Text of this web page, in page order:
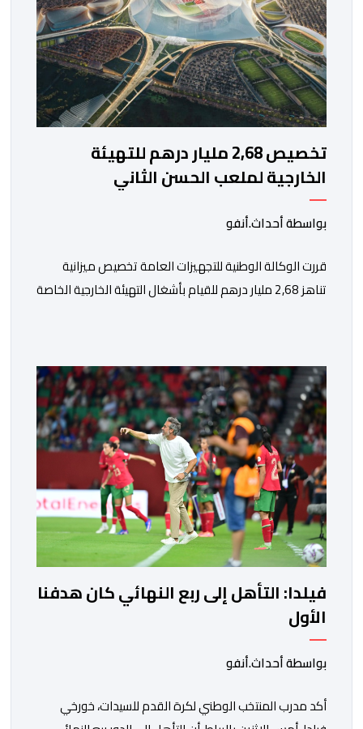
تخصيص 2,68 مليار درهم للتهيئة
الخارجية لملعب الحسن الثاني
بواسطة أحداث.أنفو
قررت الوكالة الوطنية للتجهيزات العامة تخصيص ميزانية
تناهز 2,68 مليار درهم للقيام بأشغال التهيئة الخارجية الخاصة
نهائيات كأس العالم 2030. ​وكشف مصدر مطلع أن هذا
الغلاف المالي يندرج في إطار الحصة رقم 7 من القائمة
الإجمالية لطلبات العروض […]
فيلدا: التأهل إلى ربع النهائي كان هدفنا
الأول
بواسطة أحداث.أنفو
أكد مدرب المنتخب الوطني لكرة القدم للسيدات، خورخي